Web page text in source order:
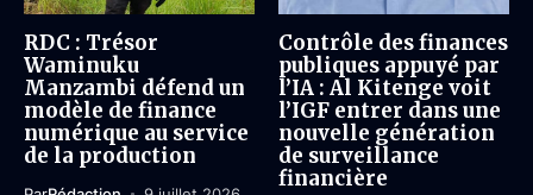
RDC : Trésor
Waminuku
Manzambi défend un
modèle de finance
numérique au service
de la production
Contrôle des finances
publiques appuyé par
l’IA : Al Kitenge voit
l’IGF entrer dans une
nouvelle génération
de surveillance
financière